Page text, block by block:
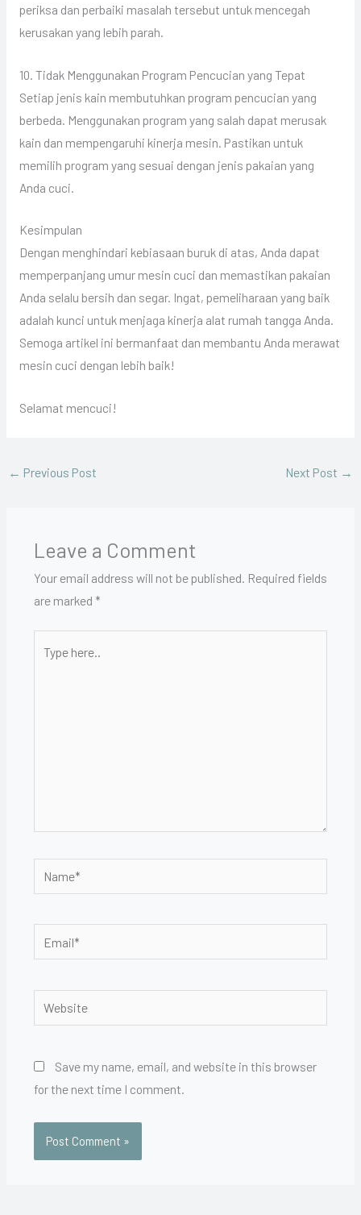
periksa dan perbaiki masalah tersebut untuk mencegah
kerusakan yang lebih parah.
10. Tidak Menggunakan Program Pencucian yang Tepat
Setiap jenis kain membutuhkan program pencucian yang
berbeda. Menggunakan program yang salah dapat merusak
kain dan mempengaruhi kinerja mesin. Pastikan untuk
memilih program yang sesuai dengan jenis pakaian yang
Anda cuci.
Kesimpulan
Dengan menghindari kebiasaan buruk di atas, Anda dapat
memperpanjang umur mesin cuci dan memastikan pakaian
Anda selalu bersih dan segar. Ingat, pemeliharaan yang baik
adalah kunci untuk menjaga kinerja alat rumah tangga Anda.
Semoga artikel ini bermanfaat dan membantu Anda merawat
mesin cuci dengan lebih baik!
Selamat mencuci!
← Previous Post Next Post →
Leave a Comment
Your email address will not be published. Required fields
are marked *
here..
Save my name, email, and website in this browser
for the next time I comment.